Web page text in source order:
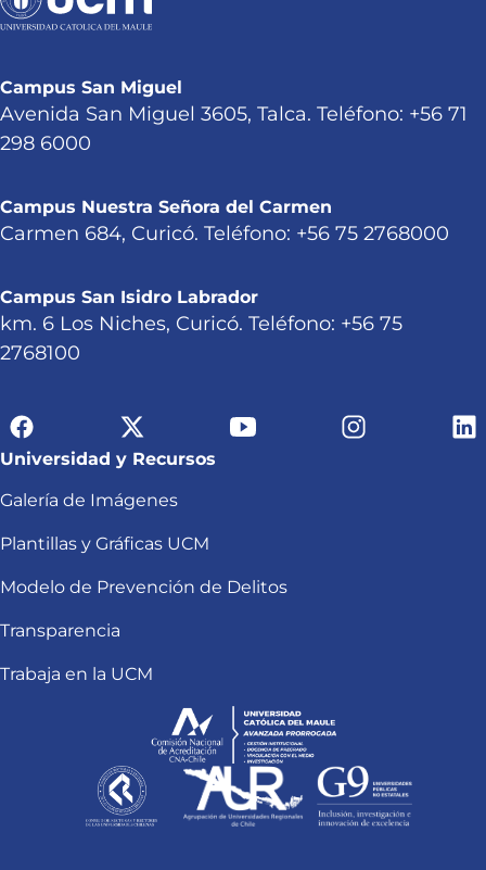
Campus San Miguel
Avenida San Miguel 3605, Talca. Teléfono: +56 71
298 6000
Campus Nuestra Señora del Carmen
Carmen 684, Curicó. Teléfono: +56 75 2768000
Campus San Isidro Labrador
km. 6 Los Niches, Curicó. Teléfono: +56 75
2768100
Universidad y Recursos
Galería de Imágenes
Plantillas y Gráficas UCM
Modelo de Prevención de Delitos
Transparencia
Trabaja en la UCM